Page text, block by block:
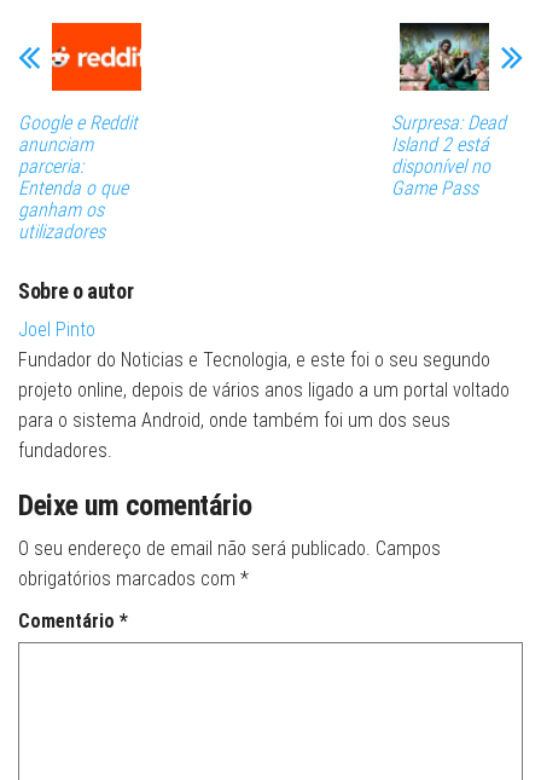
Google e Reddit
anunciam
parceria:
Entenda o que
ganham os
utilizadores
Surpresa: Dead
Island 2 está
disponível no
Game Pass
Sobre o autor
Joel Pinto
Fundador do Noticias e Tecnologia, e este foi o seu segundo
projeto online, depois de vários anos ligado a um portal voltado
para o sistema Android, onde também foi um dos seus
fundadores.
Deixe um comentário
O seu endereço de email não será publicado. Campos
obrigatórios marcados com *
Comentário *